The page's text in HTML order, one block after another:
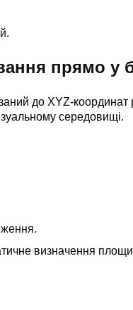
прямо у
до XYZ-
середовищі.
визначення